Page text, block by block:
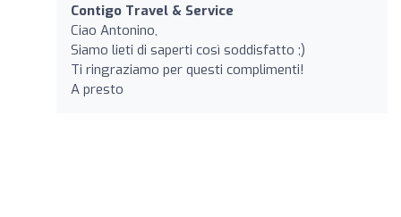
Contigo Travel & Service
Ciao Antonino,
Siamo lieti di saperti così soddisfatto ;)
Ti ringraziamo per questi complimenti!
A presto